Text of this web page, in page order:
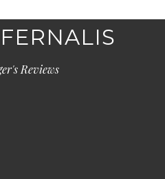
Reviews